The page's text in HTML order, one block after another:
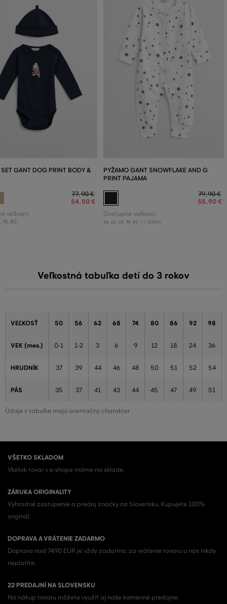
SET GANT DOG PRINT BODY &
77,90 €
54,50 €
veľkosti:
, 74, 80
PYŽAMO GANT SNOWFLAKE AND G
PRINT PAJAMA
79,90 €
55,90 €
Dostupné veľkosti:
56 62 68 74 80 +1 ďalšia
Veľkostná tabuľka detí do 3 rokov
Údaje v tabuľke majú orientačný charakter
VEĽKOSŤ 50 56 62 68 74 80 86 92 98
VEK (mes.) 0-1 1-2 3 6 9 12 18 24 36
HRUDNÍK 37 39 44 46 48 50 51 52 54
PÁS 35 37 41 43 44 45 47 49 51
VŠETKO SKLADOM
Všetok tovar v e-shope máme na sklade.
ZÁRUKA ORIGINALITY
Výhradné zastúpenie a predaj značky na Slovensku. Kupujete 100%
originál.
DOPRAVA A VRÁTENIE ZADARMO
Doprava nad 74,90 EUR je vždy zadarmo, za vrátenie tovaru u nás nikdy
neplatíte.
22 PREDAJNÍ NA SLOVENSKU
Na nákup tovaru môžete využiť aj naše kamenné predajne.